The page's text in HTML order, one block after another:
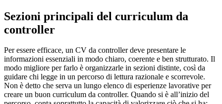
Sezioni principali del curriculum da
controller
Per essere efficace, un CV da controller deve presentare le
informazioni essenziali in modo chiaro, coerente e ben strutturato. Il
modo migliore per farlo è organizzarle in sezioni distinte, così da
guidare chi legge in un percorso di lettura razionale e scorrevole.
Non è detto che serva un lungo elenco di esperienze lavorative per
creare un buon curriculum da controller. Quando si è all’inizio del